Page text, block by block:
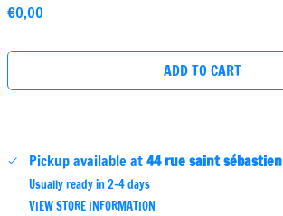
Regular
€0,00
ADD TO CART
Pickup available at44 rue saint sébastien
Usually ready in 2-4 days
VIEW STORE INFORMATION